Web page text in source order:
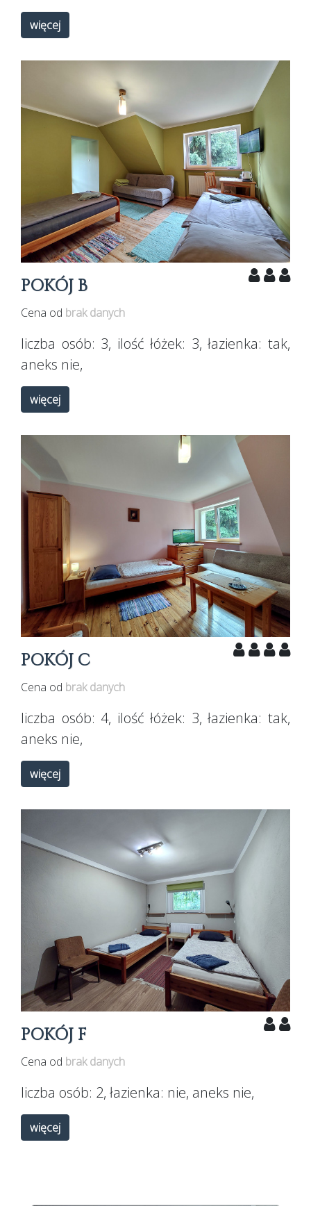
więcej
POKÓJ B
Cena od brak danych
liczba osób: 3, ilość łóżek: 3, łazienka:tak,
aneks nie,
więcej
POKÓJ C
Cena od brak danych
liczba osób: 4, ilość łóżek: 3, łazienka:tak,
aneks nie,
więcej
POKÓJ F
Cena od brak danych
liczba osób: 2, łazienka: nie, aneks nie,
więcej